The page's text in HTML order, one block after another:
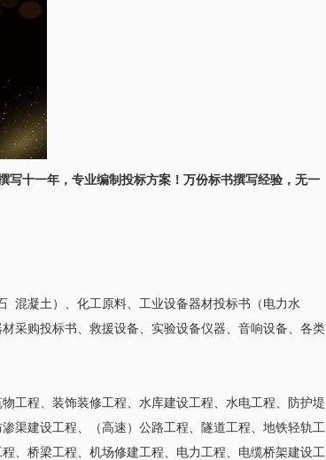
写十一年，专业编制投标方案！万份标书撰写经验，无一
凝土）、化工原料、工业设备器材投标书（电力水
采购投标书、救援设备、实验设备仪器、音响设备、各类
工程、装饰装修工程、水库建设工程、水电工程、防护堤
渠建设工程、（高速）公路工程、隧道工程、地铁轻轨工
、桥梁工程、机场修建工程、电力工程、电缆桥架建设工